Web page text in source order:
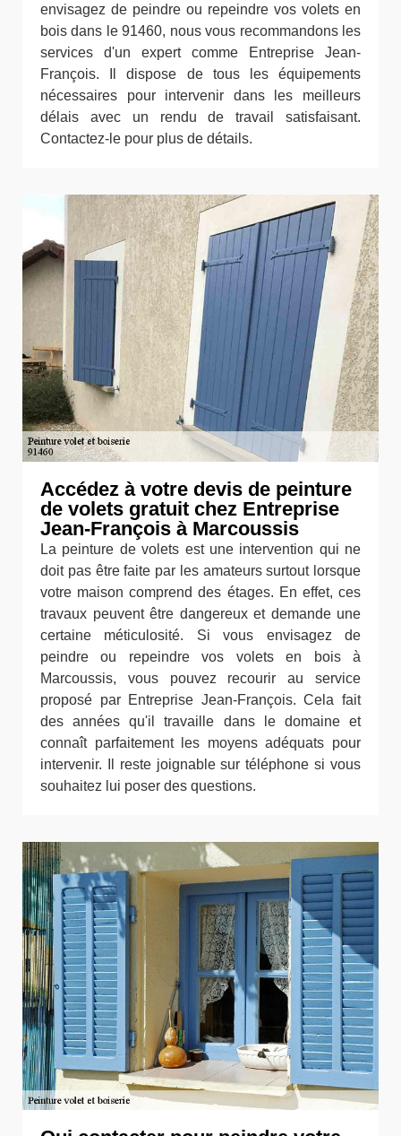
envisagez de peindre ou repeindre vos volets en
bois dans le 91460, nous vous recommandons les
services d'un expert comme Entreprise Jean-
François. Il dispose de tous les équipements
nécessaires pour intervenir dans les meilleurs
délais avec un rendu de travail satisfaisant.
Contactez-le pour plus de détails.
Accédez à votre devis de peinture
de volets gratuit chez Entreprise
Jean-François à Marcoussis
La peinture de volets est une intervention qui ne
doit pas être faite par les amateurs surtout lorsque
votre maison comprend des étages. En effet, ces
travaux peuvent être dangereux et demande une
certaine méticulosité. Si vous envisagez de
peindre ou repeindre vos volets en bois à
Marcoussis, vous pouvez recourir au service
proposé par Entreprise Jean-François. Cela fait
des années qu'il travaille dans le domaine et
connaît parfaitement les moyens adéquats pour
intervenir. Il reste joignable sur téléphone si vous
souhaitez lui poser des questions.